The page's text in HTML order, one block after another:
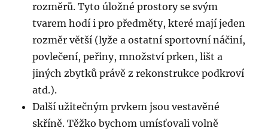
rozměrů. Tyto úložné prostory se svým
tvarem hodí i pro předměty, které mají jeden
rozměr větší (lyže a ostatní sportovní náčiní,
povlečení, peřiny, množství prken, lišt a
jiných zbytků právě z rekonstrukce podkroví
atd.).
Další užitečným prvkem jsou vestavěné
skříně. Těžko bychom umísťovali volně